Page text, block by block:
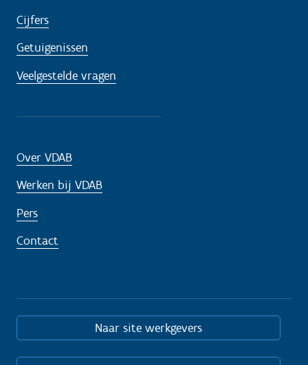
Cijfers
Getuigenissen
Veelgestelde vragen
Over VDAB
Werken bij VDAB
Pers
Contact
Naar site werkgevers